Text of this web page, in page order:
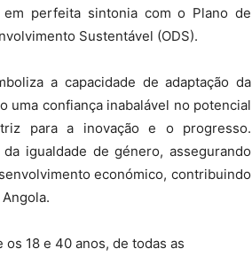
perfeita sintonia com o Plano de
Sustentável (ODS).
a capacidade de adaptação da
uma confiança inabalável no potencial
para a inovação e o progresso.
igualdade de género, assegurando
económico, contribuindo
18 e 40 anos, de todas as